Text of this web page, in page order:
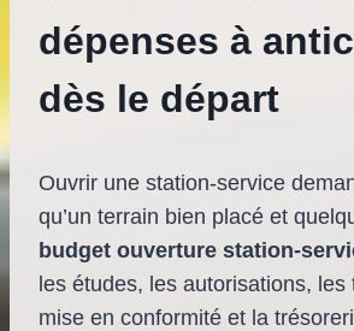
dépenses à
dès le départ
Ouvrir une station-service
qu’un terrain bien placé et
budget ouverture station-
les études, les autorisations, les
mise en conformité et la